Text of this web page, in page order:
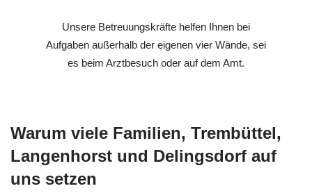
Unsere Betreuungskräfte helfen Ihnen bei
Aufgaben außerhalb der eigenen vier Wände, sei
es beim Arztbesuch oder auf dem Amt.
Warum viele Familien, Trembüttel,
Langenhorst und Delingsdorf auf
uns setzen